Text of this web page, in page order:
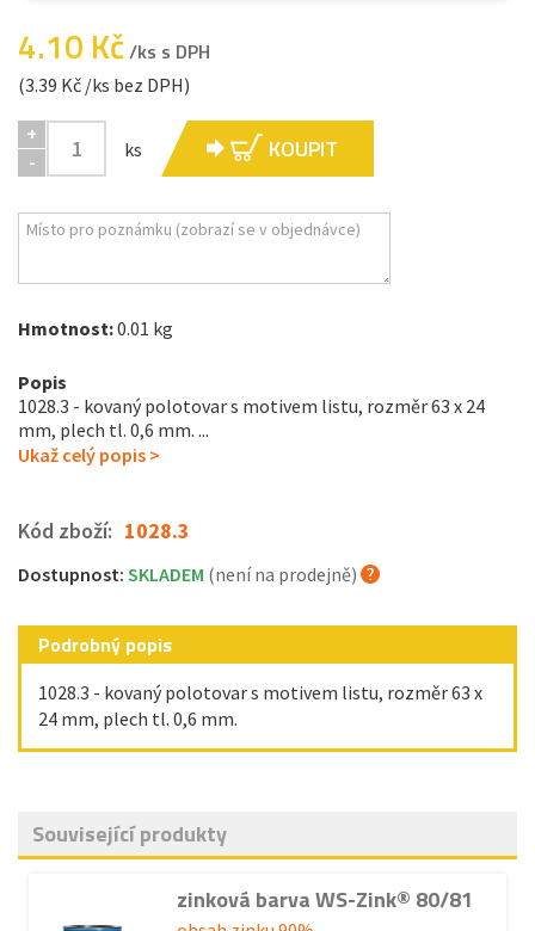
4.10 Kč/ks s DPH
(3.39 Kč /ks bez DPH)
+
-
ks KOUPIT
Hmotnost:0.01 kg
Popis
1028.3 - kovaný polotovar s motivem listu, rozměr 63 x 24
mm, plech tl. 0,6 mm. ...
Ukaž celý popis >
Kód zboží: 1028.3
Dostupnost: SKLADEM (není na prodejně)
Podrobný popis
1028.3 - kovaný polotovar s motivem listu, rozměr 63 x
24 mm, plech tl. 0,6 mm.
Související produkty
zinková barva WS-Zink® 80/81